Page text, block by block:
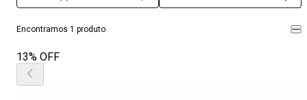
Encontramos 1 produto
13% OFF